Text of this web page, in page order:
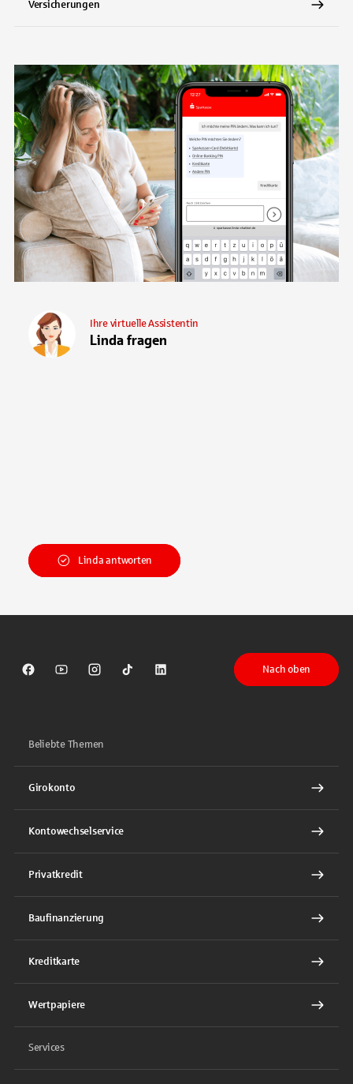
Versicherungen
Linda fragen
Ihre virtuelle Assistentin
Linda antworten
Sparkasse auf Facebook
Sparkasse auf Youtube
Sparkasse auf Instagram
Sparkasse auf TikTok
Sparkasse auf LinkedIn
Nach oben
Beliebte Themen
Girokonto
Kontowechselservice
Privatkredit
Baufinanzierung
Kreditkarte
Wertpapiere
Services